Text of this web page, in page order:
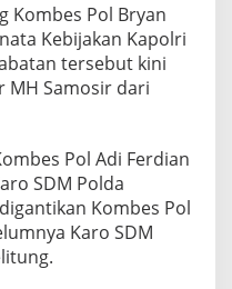
Kombes Pol Bryan
Kebijakan Kapolri
tersebut kini
MH Samosir dari
Pol Adi Ferdian
SDM Polda
Kombes Pol
Karo SDM